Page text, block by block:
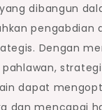
dibangun
pengabdian
Dengan
dapat
dan mencapai